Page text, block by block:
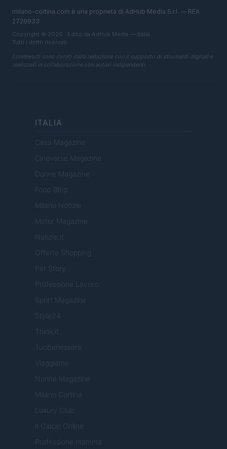
milano-cortina.com è una proprietà di AdHub Media S.r.l. — REA
2729933
Copyright © 2026 · Edito da AdHub Media — Italia
Tutti i diritti riservati
I contenuti sono curati dalla redazione con il supporto di strumenti digitali e
realizzati in collaborazione con autori indipendenti.
ITALIA
Casa Magazine
Cineverse Magazine
Donne Magazine
Food Blog
Milano Notizie
Motor Magazine
Notizie.it
Offerte Shopping
Pet Story
Professione Lavoro
Sport Magazine
Style24
Think.it
Tuobenessere
Viaggiamo
Nonne Magazine
Milano Cortina
Luxury Club
Il Calcio Online
Professione mamma